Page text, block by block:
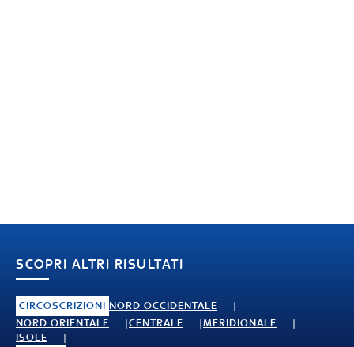
SCOPRI ALTRI RISULTATI
CIRCOSCRIZIONI NORD OCCIDENTALE
NORD ORIENTALE
CENTRALE
MERIDIONALE
ISOLE